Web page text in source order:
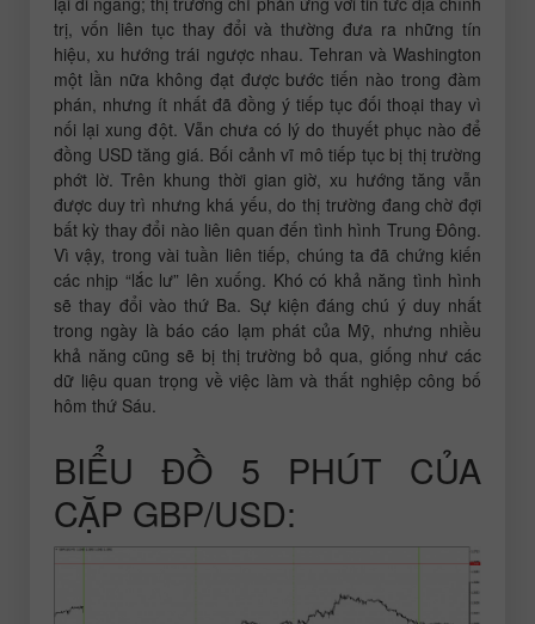
trị, vốn liên tục thay đổi và thường đưa ra những tín
hiệu, xu hướng trái ngược nhau. Tehran và Washington
một lần nữa không đạt được bước tiến nào trong đàm
phán, nhưng ít nhất đã đồng ý tiếp tục đối thoại thay vì
nối lại xung đột. Vẫn chưa có lý do thuyết phục nào để
đồng USD tăng giá. Bối cảnh vĩ mô tiếp tục bị thị trường
phớt lờ. Trên khung thời gian giờ, xu hướng tăng vẫn
được duy trì nhưng khá yếu, do thị trường đang chờ đợi
bất kỳ thay đổi nào liên quan đến tình hình Trung Đông.
Vì vậy, trong vài tuần liên tiếp, chúng ta đã chứng kiến
các nhịp “lắc lư” lên xuống. Khó có khả năng tình hình
sẽ thay đổi vào thứ Ba. Sự kiện đáng chú ý duy nhất
trong ngày là báo cáo lạm phát của Mỹ, nhưng nhiều
khả năng cũng sẽ bị thị trường bỏ qua, giống như các
dữ liệu quan trọng về việc làm và thất nghiệp công bố
hôm thứ Sáu.
BIỂU ĐỒ 5 PHÚT CỦA
CẶP GBP/USD: